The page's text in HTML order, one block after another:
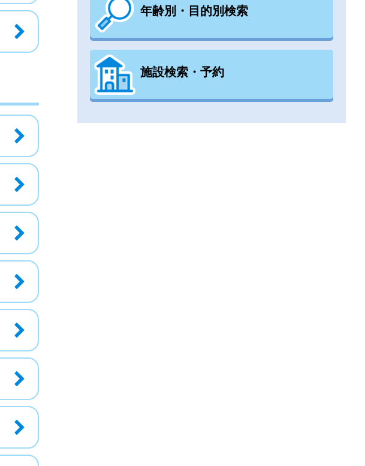
年齢別・目的別検索
施設検索・予約